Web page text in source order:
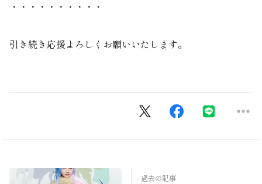
・・・・・・・・・・
引き続き応援よろしくお願いいたします。
過去の記事